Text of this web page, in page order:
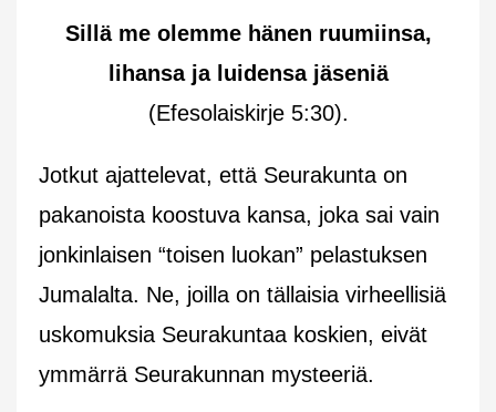
Sillä me olemme hänen ruumiinsa,
lihansa ja luidensa jäseniä
(Efesolaiskirje 5:30).
Jotkut ajattelevat, että Seurakunta on
pakanoista koostuva kansa, joka sai vain
jonkinlaisen “toisen luokan” pelastuksen
Jumalalta. Ne, joilla on tällaisia virheellisiä
uskomuksia Seurakuntaa koskien, eivät
ymmärrä Seurakunnan mysteeriä.